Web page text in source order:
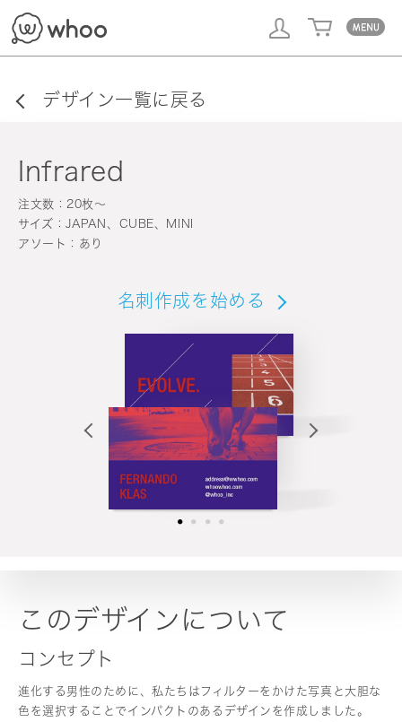
デザイン一覧に戻る
Infrared
注文数：20枚〜
サイズ：JAPAN、CUBE、MINI
アソート：あり
名刺作成を始める
このデザインについて
コンセプト
進化する男性のために、私たちはフィルターをかけた写真と大胆な
色を選択することでインパクトのあるデザインを作成しました。